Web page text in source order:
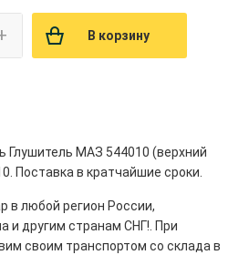
В корзину
Глушитель МАЗ 544010 (верхний
Поставка в кратчайшие сроки.
в любой регион России,
и другим странам СНГ!. При
своим транспортом со склада в